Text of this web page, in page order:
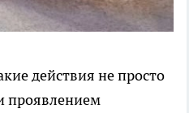
действия не просто
проявлением